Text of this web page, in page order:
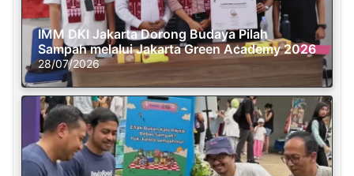
IMM DKI Jakarta Dorong Budaya Pilah
Sampah melalui Jakarta Green Academy 2026
28/07/2026